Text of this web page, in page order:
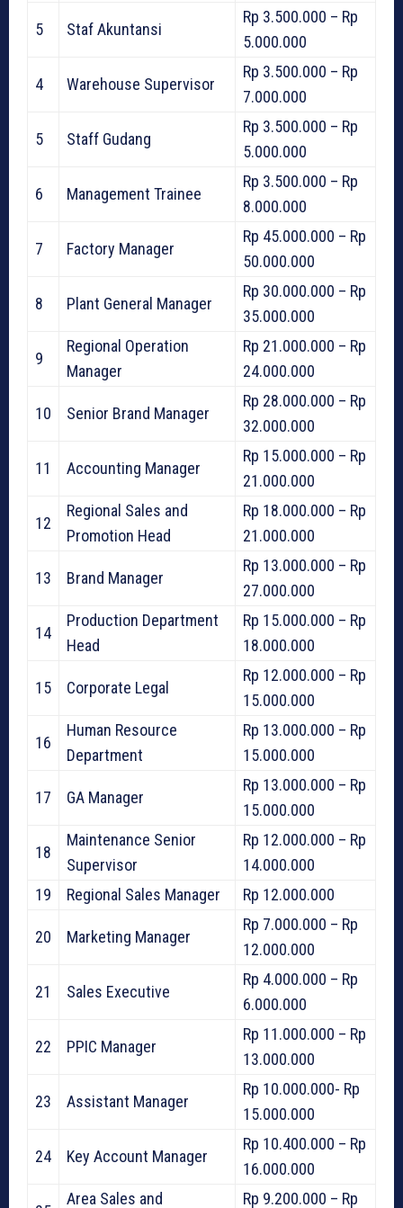
5 Staf Akuntansi
Rp 3.500.000 – Rp
5.000.000
4 Warehouse Supervisor
Rp 3.500.000 – Rp
7.000.000
5 Staff Gudang
Rp 3.500.000 – Rp
5.000.000
6 Management Trainee
Rp 3.500.000 – Rp
8.000.000
7 Factory Manager
Rp 45.000.000 – Rp
50.000.000
8 Plant General Manager
Rp 30.000.000 – Rp
35.000.000
9
Regional Operation
Manager
Rp 21.000.000 – Rp
24.000.000
10 Senior Brand Manager
Rp 28.000.000 – Rp
32.000.000
11 Accounting Manager
Rp 15.000.000 – Rp
21.000.000
12
Regional Sales and
Promotion Head
Rp 18.000.000 – Rp
21.000.000
13 Brand Manager
Rp 13.000.000 – Rp
27.000.000
14
Production Department
Head
Rp 15.000.000 – Rp
18.000.000
15 Corporate Legal
Rp 12.000.000 – Rp
15.000.000
16
Human Resource
Department
Rp 13.000.000 – Rp
15.000.000
17 GA Manager
Rp 13.000.000 – Rp
15.000.000
18
Maintenance Senior
Supervisor
Rp 12.000.000 – Rp
14.000.000
19
Regional Sales Manager Rp 12.000.000
20 Marketing Manager
Rp 7.000.000 – Rp
12.000.000
21 Sales Executive
Rp 4.000.000 – Rp
6.000.000
22 PPIC Manager
Rp 11.000.000 – Rp
13.000.000
23 Assistant Manager
Rp 10.000.000- Rp
15.000.000
24 Key Account Manager
Rp 10.400.000 – Rp
16.000.000
Area Sales and Rp 9.200.000 – Rp